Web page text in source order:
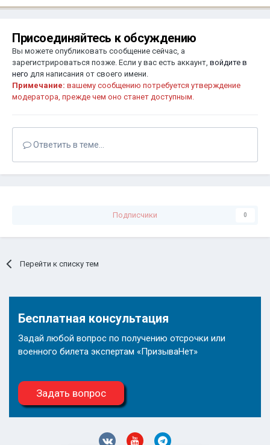
Присоединяйтесь к обсуждению
Вы можете опубликовать сообщение сейчас, а
зарегистрироваться позже. Если у вас есть аккаунт, войдите в
него для написания от своего имени.
Примечание: вашему сообщению потребуется утверждение
модератора, прежде чем оно станет доступным.
Ответить в теме...
Подписчики 0
Перейти к списку тем
Бесплатная консультация
Задай любой вопрос по получению отсрочки или
военного билета экспертам «ПризываНет»
Задать вопрос